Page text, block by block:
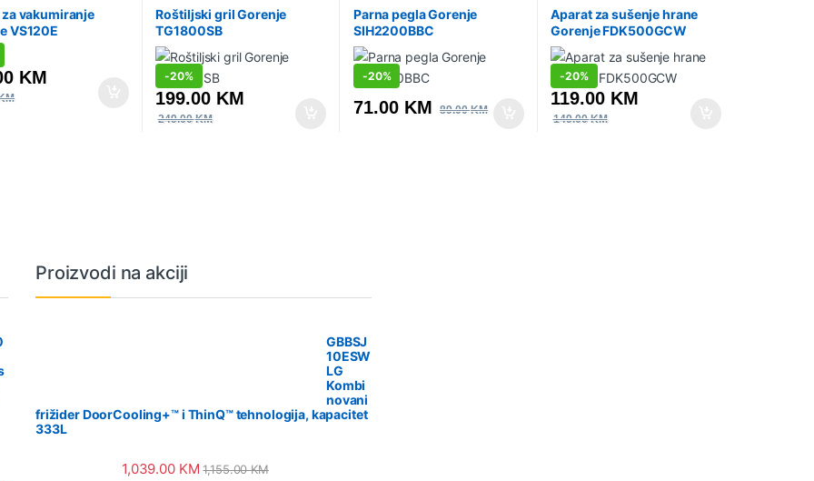
vakumiranje
VS120E
KM
Roštiljski gril Gorenje
TG1800SB
-20%
199.00 KM
249.00KM
Parna pegla Gorenje
SIH2200BBC
-20%
71.00 KM 89.00KM
Aparat za sušenje hrane
Gorenje FDK500GCW
-20%
119.00 KM
149.00KM
Proizvodi na akciji
GBBSJ
10ESW
LG
Kombi
novani
frižider DoorCooling+™ i ThinQ™ tehnologija, kapacitet
333L
1,039.00 KM 1,155.00KM